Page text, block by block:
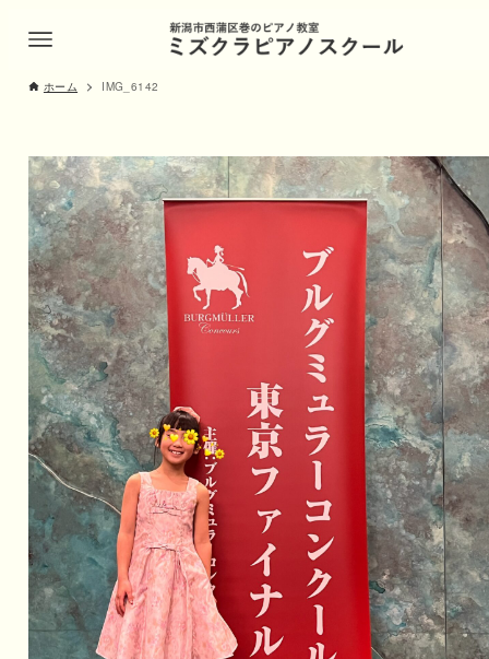
ホーム IMG_6142